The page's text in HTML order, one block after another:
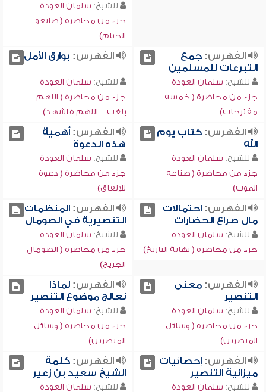
للشيخ: سلمان العودة
جزء من محاضرة ( صانعو
الخيام)
الفهرس:جمع
التبرعات للمسلمين
للشيخ: سلمان العودة
جزء من محاضرة ( خمسة
مقترحات)
الفهرس: بوارق الأمل
للشيخ: سلمان العودة
جزء من محاضرة ( اللهم
بلغت... اللهم فاشهد)
الفهرس:كتاب يوم
الله
للشيخ: سلمان العودة
جزء من محاضرة ( صناعة
الموت)
الفهرس:أهمية
هذه الدعوة
للشيخ: سلمان العودة
جزء من محاضرة ( دعوة
للإنفاق)
الفهرس:احتمالات
مآل صراع الحضارات
للشيخ: سلمان العودة
جزء من محاضرة ( نهاية التاريخ)
الفهرس:المنظمات
التنصيرية في الصومال
للشيخ: سلمان العودة
جزء من محاضرة ( الصومال
الجريح)
الفهرس:معنى
التنصير
للشيخ: سلمان العودة
جزء من محاضرة ( وسائل
المنصرين)
الفهرس:لماذا
نعالج موضوع التنصير
للشيخ: سلمان العودة
جزء من محاضرة ( وسائل
المنصرين)
الفهرس:إحصائيات
ميزانية التنصير
للشيخ: سلمان العودة
الفهرس:كلمة
الشيخ سعيد بن زعير
للشيخ: سلمان العودة